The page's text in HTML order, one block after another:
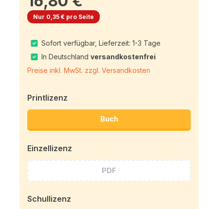
Nur 0,35 € pro Seite
Sofort verfügbar, Lieferzeit: 1-3 Tage
In Deutschlandversandkostenfrei
Preise inkl. MwSt. zzgl. Versandkosten
Printlizenz
Buch
Einzellizenz
PDF
Schullizenz